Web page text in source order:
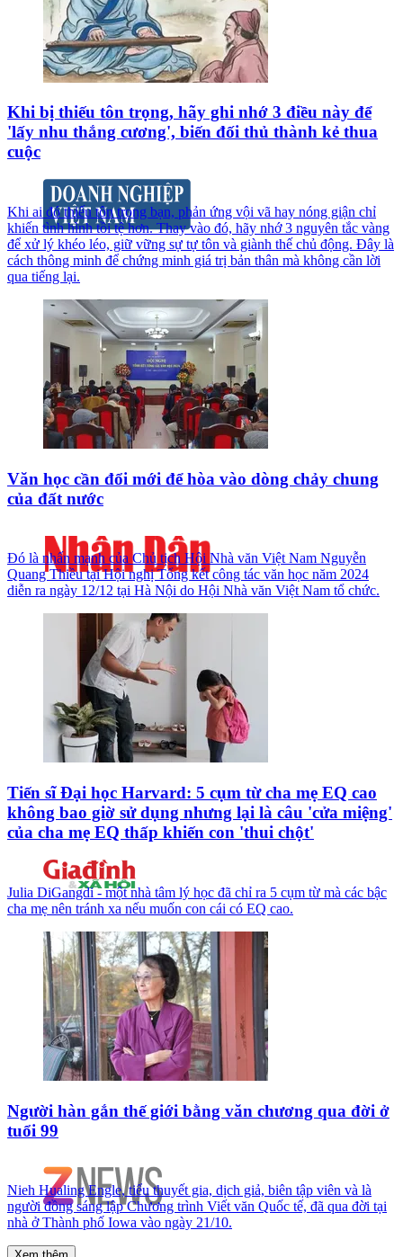
Khi bị thiếu tôn trọng, hãy ghi nhớ 3 điều này để
'lấy nhu thắng cương', biến đối thủ thành kẻ thua
cuộc
Khi ai đó thiếu tôn trọng bạn, phản ứng vội vã hay nóng giận chỉ
khiến tình hình tồi tệ hơn. Thay vào đó, hãy nhớ 3 nguyên tắc vàng
để xử lý khéo léo, giữ vững sự tự tôn và giành thế chủ động. Đây là
cách thông minh để chứng minh giá trị bản thân mà không cần lời
qua tiếng lại.
Văn học cần đổi mới để hòa vào dòng chảy chung
của đất nước
Đó là nhấn mạnh của Chủ tịch Hội Nhà văn Việt Nam Nguyễn
Quang Thiều tại Hội nghị Tổng kết công tác văn học năm 2024
diễn ra ngày 12/12 tại Hà Nội do Hội Nhà văn Việt Nam tổ chức.
Tiến sĩ Đại học Harvard: 5 cụm từ cha mẹ EQ cao
không bao giờ sử dụng nhưng lại là câu 'cửa miệng'
của cha mẹ EQ thấp khiến con 'thui chột'
Julia DiGangdi - một nhà tâm lý học đã chỉ ra 5 cụm từ mà các bậc
cha mẹ nên tránh xa nếu muốn con cái có EQ cao.
Người hàn gắn thế giới bằng văn chương qua đời ở
tuổi 99
Nieh Hualing Engle, tiểu thuyết gia, dịch giả, biên tập viên và là
người đồng sáng lập Chương trình Viết văn Quốc tế, đã qua đời tại
nhà ở Thành phố Iowa vào ngày 21/10.